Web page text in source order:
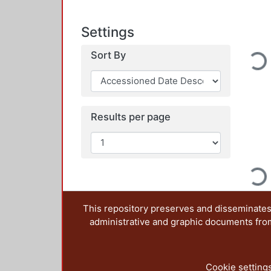
Settings
Sort By
Results per page
Loading...
Loading...
This repository preserves and
administrative and graphic documents
Cookie